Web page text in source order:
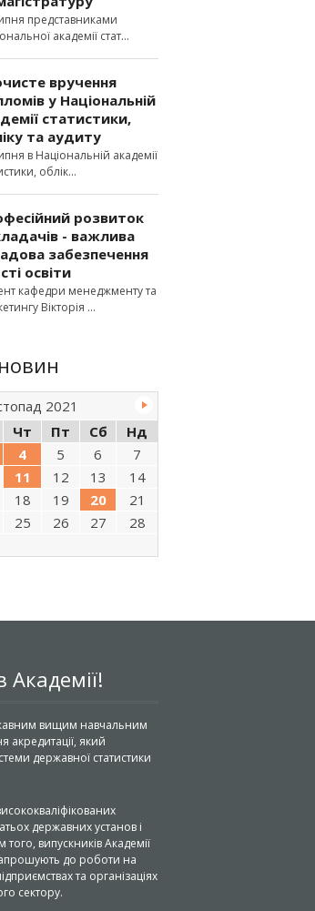
представниками
академії стат
вручення
у Національній
статистики,
та аудиту
в Національній академії
облік
розвиток
- важлива
забезпечення
освіти
кафедри менеджменту та
Вікторія
2021
Чт Пт Сб
Нд
4 5 6
7
11 12 13
14
18 19 20
21
25 26 27
28
Академії!
вищим навчальним
акредитації, який
державної статистики
державних установ і
того, випускників Академії
до роботи на
та організаціях
сектору.